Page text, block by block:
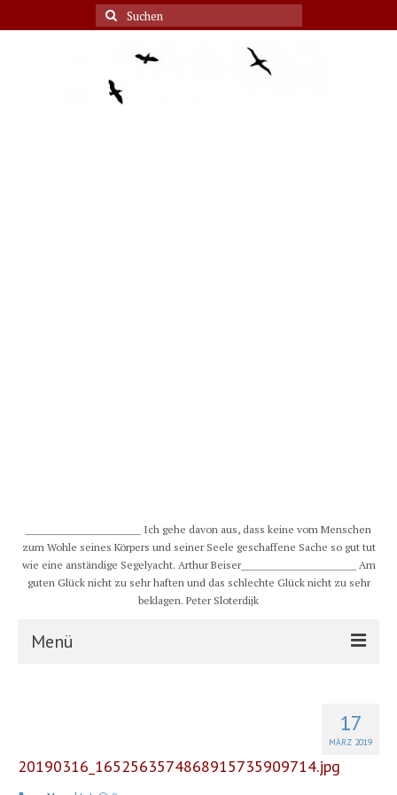
Suche
nach:
__________________________ Ich gehe davon aus, dass keine vom Menschen
zum Wohle seines Körpers und seiner Seele geschaffene Sache so gut tut
wie eine anständige Segelyacht. Arthur Beiser__________________________ Am
guten Glück nicht zu sehr haften und das schlechte Glück nicht zu sehr
beklagen. Peter Sloterdijk
Menü
Crew
17
MÄRZ 2019
20190316_1652563574868915735909714.jpg